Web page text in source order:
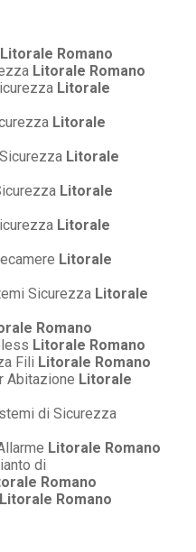
Litorale Romano
Litorale Romano
Litorale
Litorale
Litorale
Litorale
Litorale
Litorale
Sicurezza Litorale
Romano
Litorale Romano
Fili Litorale Romano
Abitazione Litorale
di Sicurezza
Litorale Romano
di
Romano
Litorale Romano